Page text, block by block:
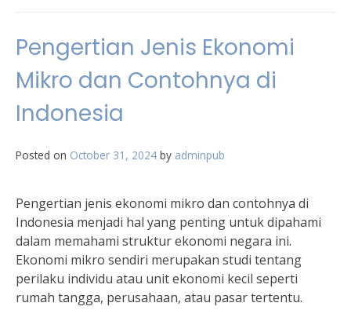
Pengertian Jenis Ekonomi
Mikro dan Contohnya di
Indonesia
Posted on October 31, 2024 by adminpub
Pengertian jenis ekonomi mikro dan contohnya di
Indonesia menjadi hal yang penting untuk dipahami
dalam memahami struktur ekonomi negara ini.
Ekonomi mikro sendiri merupakan studi tentang
perilaku individu atau unit ekonomi kecil seperti
rumah tangga, perusahaan, atau pasar tertentu.